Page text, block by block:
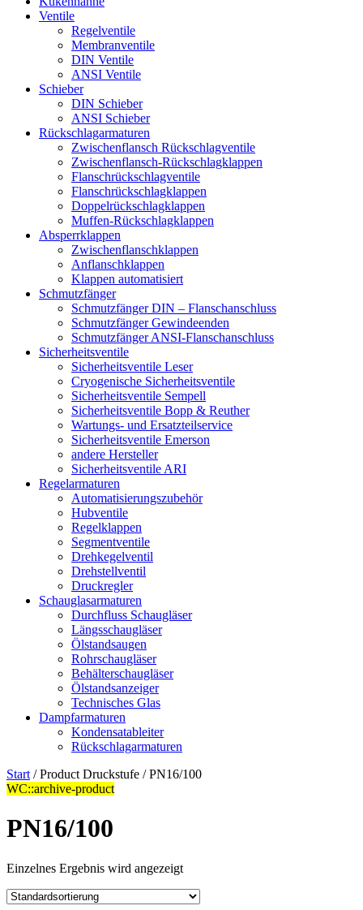
Ventile
Regelventile
Membranventile
DIN Ventile
ANSI Ventile
Schieber
DIN Schieber
ANSI Schieber
Rückschlag­armaturen
Zwischenflansch Rückschlagventile
Zwischenflansch-Rückschlagklappen
Flanschrückschlagventile
Flanschrückschlagklappen
Doppelrückschlagklappen
Muffen-Rückschlagklappen
Absperrklappen
Zwischenflanschklappen
Anflanschklappen
Klappen automatisiert
Schmutzfänger
Schmutzfänger DIN – Flanschanschluss
Schmutzfänger Gewindeenden
Schmutzfänger ANSI-Flanschanschluss
Sicherheitsventile
Sicherheitsventile Leser
Cryogenische Sicherheitsventile
Sicherheitsventile Sempell
Sicherheitsventile Bopp & Reuther
Wartungs- und Ersatzteilservice
Sicherheitsventile Emerson
andere Hersteller
Sicherheitsventile ARI
Regelarmaturen
Automatisierungszubehör
Hubventile
Regelklappen
Segmentventile
Drehkegelventil
Drehstellventil
Druckregler
Schauglas­armaturen
Durchfluss Schaugläser
Längsschaugläser
Ölstandsaugen
Rohrschaugläser
Behälterschaugläser
Ölstandsanzeiger
Technisches Glas
Dampfarmaturen
Kondensatableiter
Rückschlagarmaturen
Start / Product Druckstufe / PN16/100
WC::archive-product
PN16/100
Einzelnes Ergebnis wird angezeigt